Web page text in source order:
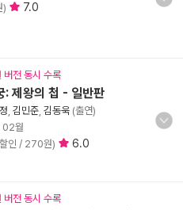
)
7.0
버전 동시 수록
: 제왕의 첩 - 일반판
김민준 김동욱 (출연)
02월
인 / 270원)
6.0
버전 동시 수록